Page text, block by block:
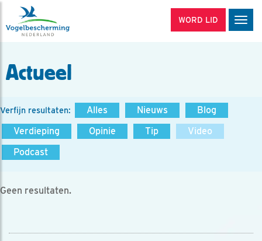
WORD LID
Actueel
Verfijn resultaten: Alles Nieuws
Blog
Verdieping
Opinie Tip
Video
Podcast
Geen resultaten.